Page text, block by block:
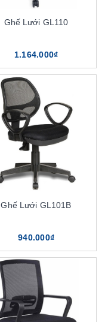
Ghế Lưới GL110
1.164.000₫
Ghế Lưới GL101B
940.000₫